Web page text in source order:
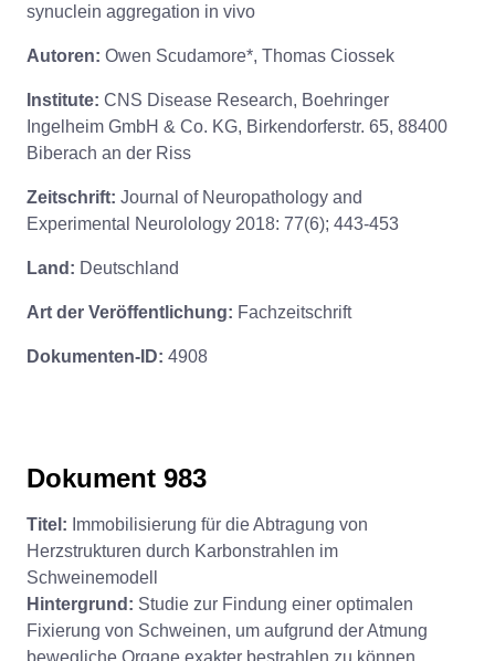
synuclein aggregation in vivo
Autoren: Owen Scudamore*, Thomas Ciossek
Institute: CNS Disease Research, Boehringer
Ingelheim GmbH & Co. KG, Birkendorferstr. 65, 88400
Biberach an der Riss
Zeitschrift: Journal of Neuropathology and
Experimental Neurolology 2018: 77(6); 443-453
Land: Deutschland
Art der Veröffentlichung: Fachzeitschrift
Dokumenten-ID: 4908
Dokument 983
Titel: Immobilisierung für die Abtragung von
Herzstrukturen durch Karbonstrahlen im
Schweinemodell
Hintergrund: Studie zur Findung einer optimalen
Fixierung von Schweinen, um aufgrund der Atmung
bewegliche Organe exakter bestrahlen zu können.